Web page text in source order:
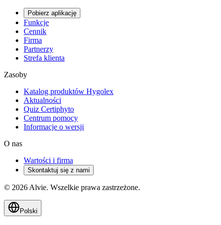
Pobierz aplikację
Funkcje
Cennik
Firma
Partnerzy
Strefa klienta
Zasoby
Katalog produktów Hygolex
Aktualności
Quiz Certiphyto
Centrum pomocy
Informacje o wersji
O nas
Wartości i firma
Skontaktuj się z nami
© 2026 Alvie. Wszelkie prawa zastrzeżone.
Polski